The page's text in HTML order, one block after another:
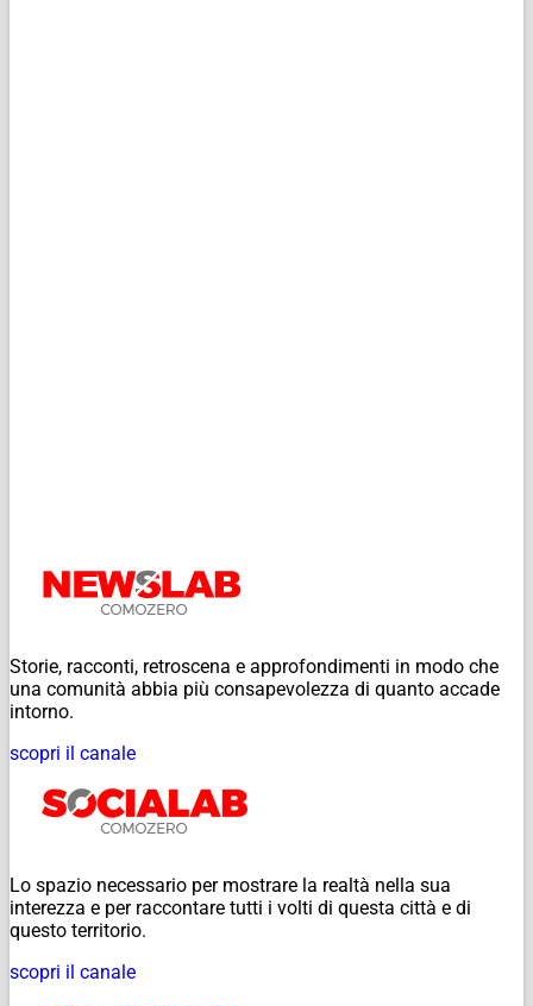
Storie, racconti, retroscena e approfondimenti in modo che
una comunità abbia più consapevolezza di quanto accade
intorno.
scopri il canale
Lo spazio necessario per mostrare la realtà nella sua
interezza e per raccontare tutti i volti di questa città e di
questo territorio.
scopri il canale